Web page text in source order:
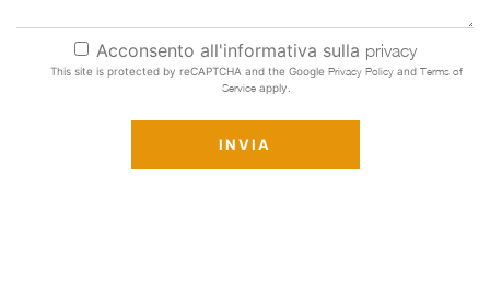
Acconsento all'informativa sulla privacy
This site is protected by reCAPTCHA and the Google Privacy Policyand Terms of
Serviceapply.
INVIA